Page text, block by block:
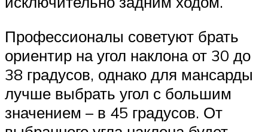
Профессионалы советуют брать
ориентир на угол наклона от 30 до
38 градусов, однако для мансарды
лучше выбрать угол с большим
значением – в 45 градусов. От